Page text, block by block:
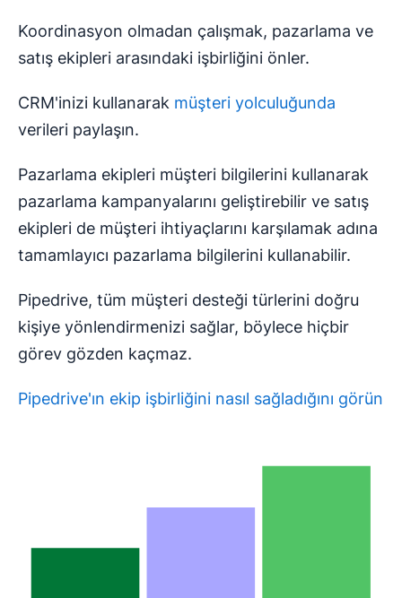
Koordinasyon olmadan çalışmak, pazarlama ve
satış ekipleri arasındaki işbirliğini önler.
CRM'inizi kullanarak müşteri yolculuğunda
verileri paylaşın.
Pazarlama ekipleri müşteri bilgilerini kullanarak
pazarlama kampanyalarını geliştirebilir ve satış
ekipleri de müşteri ihtiyaçlarını karşılamak adına
tamamlayıcı pazarlama bilgilerini kullanabilir.
Pipedrive, tüm müşteri desteği türlerini doğru
kişiye yönlendirmenizi sağlar, böylece hiçbir
görev gözden kaçmaz.
Pipedrive'ın ekip işbirliğini nasıl sağladığını görün